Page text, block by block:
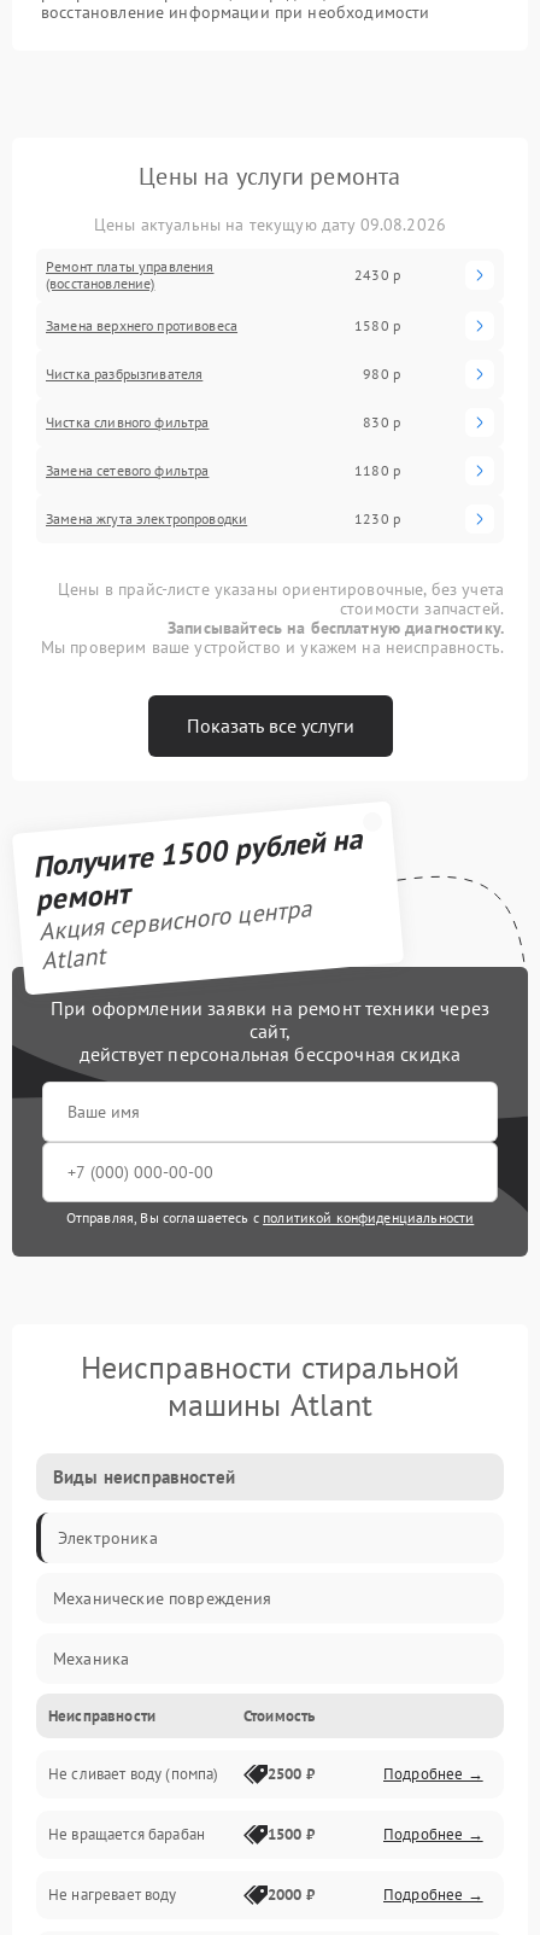
восстановление информации при необходимости
Цены на услуги ремонта
Цены актуальны на текущую дату 09.08.2026
Ремонт платы управления
(восстановление)
2430 р
Замена верхнего противовеса 1580 р
Чистка разбрызгивателя 980 р
Чистка сливного фильтра 830 р
Замена сетевого фильтра 1180 р
Замена жгута электропроводки 1230 р
Цены в прайс-листе указаны ориентировочные, без учета
стоимости запчастей.
Записывайтесь на бесплатную диагностику.
Мы проверим ваше устройство и укажем на неисправность.
Показать все услуги
Получите 1500 рублей на
ремонт
Акция сервисного центра
Atlant
При оформлении заявки на ремонт техники через
сайт,
действует персональная бессрочная скидка
Отправляя, Вы соглашаетесь с политикой конфиденциальности
Неисправности стиральной
машины Atlant
Виды неисправностей
Электроника
Механические повреждения
Механика
Электропитание
Водоснабжение
Слив
Программное обеспечение
Неисправности Стоимость
Не сливает воду (помпа) 2500 ₽ Подробнее →
Не вращается барабан 1500 ₽ Подробнее →
Не нагревает воду 2000 ₽ Подробнее →